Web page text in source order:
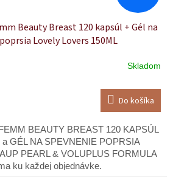
Beauty Breast 120 kapsúl + Gél na
Lovely Lovers 150ML
Skladom
Do košíka
BEAUTY BREAST 120 KAPSÚL
GÉL NA SPEVNENIE POPRSIA
PEARL & VOLUPLUS FORMULA
ku každej objednávke.